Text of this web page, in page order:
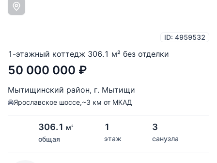
ID: 4959532
1-этажный коттедж 306.1 м² без отделки
50 000 000 ₽
Мытищинский район, г. Мытищи
Ярославское шоссе,~3 км от МКАД
306.1 м2
общая
1
этаж
3
санузла